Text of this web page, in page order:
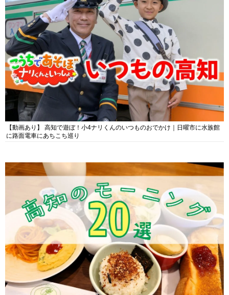
【動画あり】 高知で遊ぼ！小4ナリくんのいつものおでかけ｜日曜市に水族館
に路面電車にあちこち巡り